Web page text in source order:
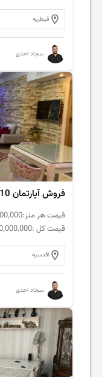
قیطریه
سجاد احدی
فروش آپارتمان 110 متر اقدسیه کلید نخورده
قیمت هر متر:
قیمت کل :
اقدسیه
سجاد احدی